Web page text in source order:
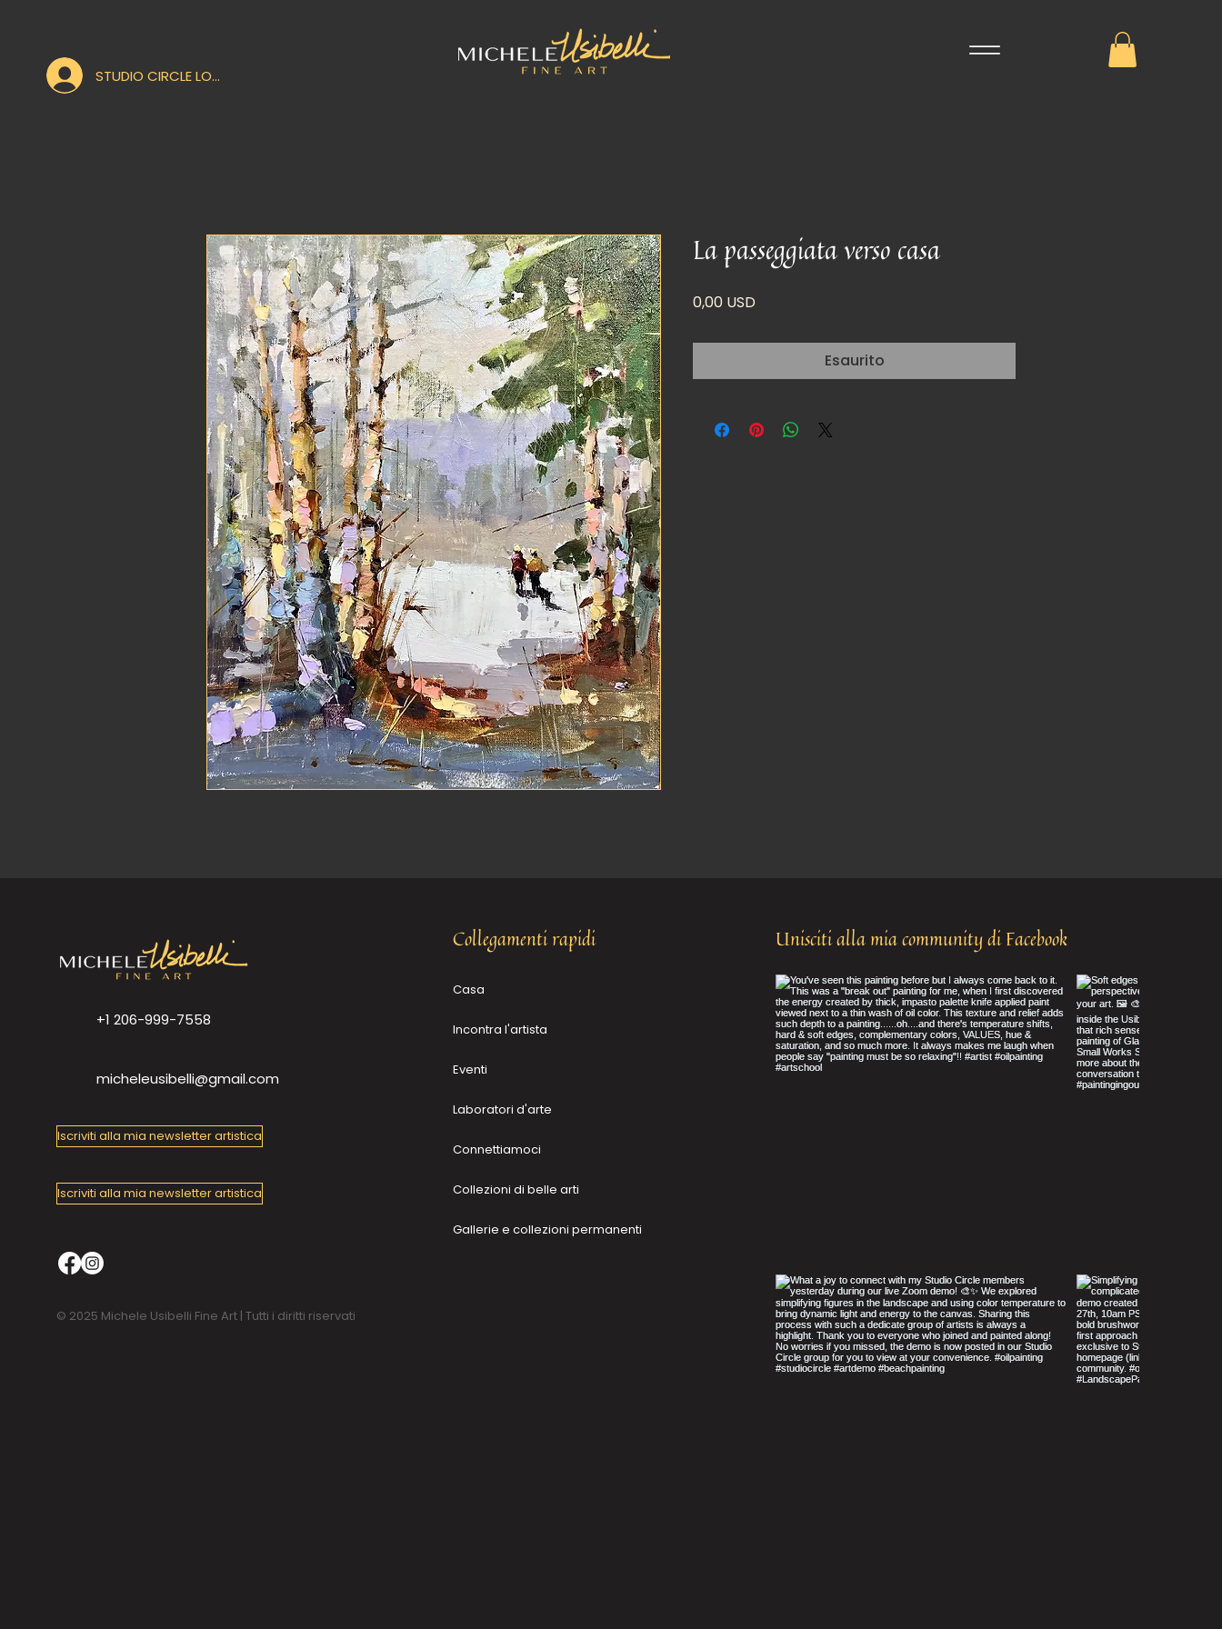
STUDIO CIRCLE LOGIN
La passeggiata verso casa
0,00 USD
Esaurito
+1 206-999-7558
micheleusibelli@gmail.com
Iscriviti alla mia newsletter artistica
Iscriviti alla mia newsletter artistica
© 2025 Michele Usibelli Fine Art | Tutti i diritti riservati
Collegamenti rapidi
Casa
Incontra l'artista
Eventi
Laboratori d'arte
Connettiamoci
Collezioni di belle arti
Gallerie e collezioni permanenti
Unisciti alla mia community di Facebook